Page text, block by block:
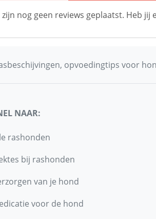
zijn nog geen reviews geplaatst. Heb
opvoedingtips voor
NAAR:
rashonden
bij rashonden
van je hond
voor de hond